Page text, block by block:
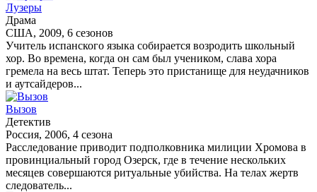
Лузеры
Драма
США, 2009, 6 сезонов
Учитель испанского языка собирается возродить школьный
хор. Во времена, когда он сам был учеником, слава хора
гремела на весь штат. Теперь это пристанище для неудачников
и аутсайдеров...
Вызов
Детектив
Россия, 2006, 4 сезона
Расследование приводит подполковника милиции Хромова в
провинциальный город Озерск, где в течение нескольких
месяцев совершаются ритуальные убийства. На телах жертв
следователь...